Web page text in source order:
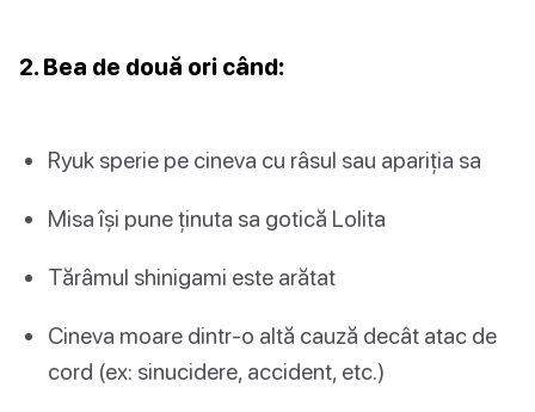
2. Bea de două ori când:
Ryuk sperie pe cineva cu râsul sau apariția sa
Misa își pune ținuta sa gotică Lolita
Tărâmul shinigami este arătat
Cineva moare dintr-o altă cauză decât atac de
cord (ex: sinucidere, accident, etc.)